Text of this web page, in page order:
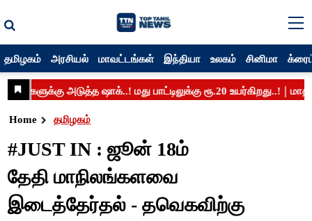
தமிழகம் அரசியல் மாவட்டங்கள் இந்தியா உலகம் சினிமா
Home தமிழகம்
#JUST IN : ஜூன் 18ம்
தேதி மாநிலங்களவை
இடைத்தேர்தல் - தவெகவிற்கு